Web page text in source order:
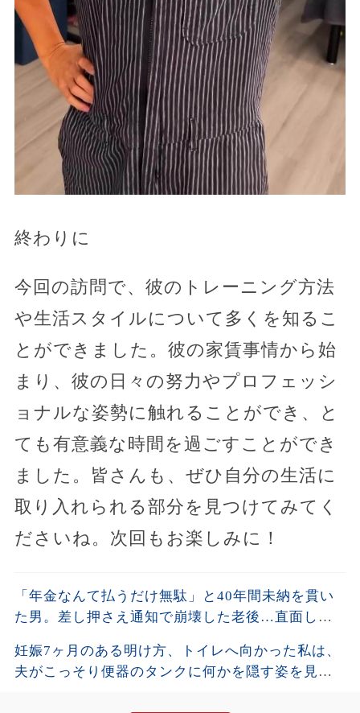
終わりに
今回の訪問で、彼のトレーニング方法
や生活スタイルについて多くを知るこ
とができました。彼の家賃事情から始
まり、彼の日々の努力やプロフェッシ
ョナルな姿勢に触れることができ、と
ても有意義な時間を過ごすことができ
ました。皆さんも、ぜひ自分の生活に
取り入れられる部分を見つけてみてく
ださいね。次回もお楽しみに！
「年金なんて払うだけ無駄」と40年間未納を貫い
た男。差し押さえ通知で崩壊した老後…直面した
妊娠7ヶ月のある明け方、トイレへ向かった私は、
夫がこっそり便器のタンクに何かを隠す姿を見て